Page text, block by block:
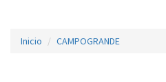
Inicio CAMPOGRANDE